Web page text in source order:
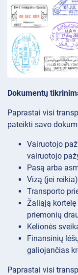
Dokumentų
Paprastai visi
pateikti savo
Vairuotojo
vairuotojo
Pasą arba
Vizą (jei
Transporto
Žaliąją
priemonių
Kelionės
Finansinių
galiojančias
Paprastai visi